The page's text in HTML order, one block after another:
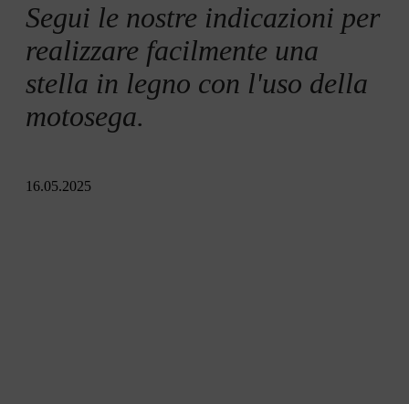
Segui le nostre indicazioni per
realizzare facilmente una
stella in legno con l'uso della
motosega.
16.05.2025